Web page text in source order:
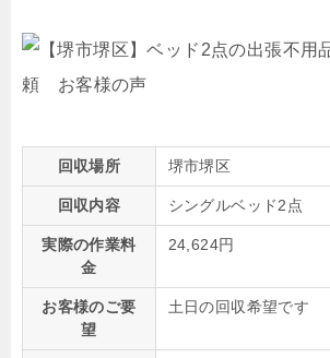
回収場所 堺市堺区
回収内容 シングルベッド2点
実際の作業料
金
24,624円
お客様のご要
望
土日の回収希望です